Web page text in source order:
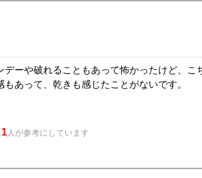
ーや破れることもあって怖かったけど、こ
あって、乾きも感じたことがないです。
1人が参考にしています